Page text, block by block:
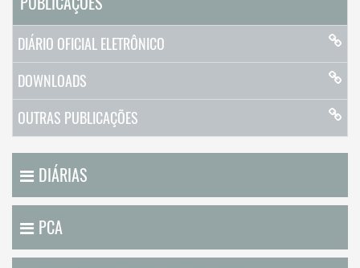
DIÁRIO OFICIAL ELETRÔNICO
DOWNLOADS
OUTRAS PUBLICAÇÕES
DIÁRIAS
PCA